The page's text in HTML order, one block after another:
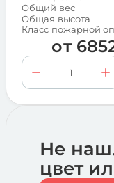
Общий вес
Общая высота
Класс пожарной
от
Не
цвет